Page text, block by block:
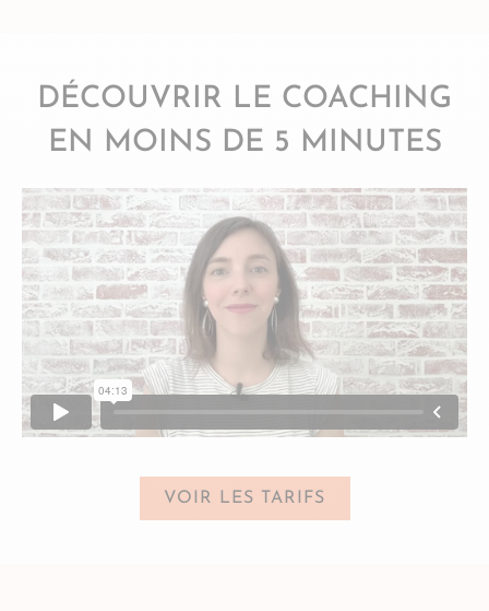
DÉCOUVRIR LE COACHING
EN MOINS DE 5 MINUTES
VOIR LES TARIFS